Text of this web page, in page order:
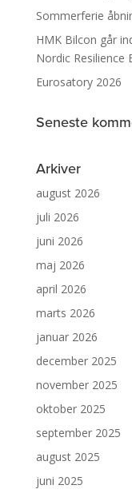
Sommerferie
HMK Bilcon går
Nordic Resilience
Eurosatory 2026
Seneste
Arkiver
august 2026
juli 2026
juni 2026
maj 2026
april 2026
marts 2026
januar 2026
december 2025
november 2025
oktober 2025
september 2025
august 2025
juni 2025